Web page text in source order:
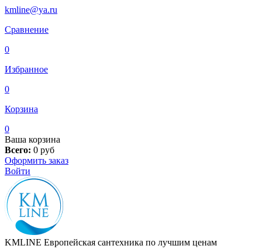
kmline@ya.ru
Сравнение
0
Избранное
0
Корзина
0
Ваша корзина
Всего: 0 руб
Оформить заказ
Войти
KMLINE Европейская сантехника по лучшим ценам